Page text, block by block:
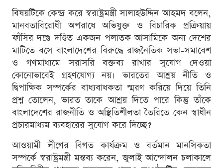
বিষয়টিকে কেন্দ্র করে স্বরাষ্ট্রমন্ত্রী সালাহউদ্দিন আহমদ বলেন,
মানবতাবিরোধী অপরাধে অভিযুক্ত ও বিচারিক প্রক্রিয়ায়
ফাঁসির দণ্ডে দণ্ডিত একজন পলাতক আসামিকে অন্য দেশের
মাটিতে বসে বাংলাদেশের বিরুদ্ধে রাজনৈতিক সভা-সমাবেশ
ও গণমাধ্যমে সরাসরি বক্তব্য রাখার সুযোগ দেওয়া
কোনোভাবেই গ্রহণযোগ্য নয়। ভারতের আশ্রয় নীতি ও
দ্বিপাক্ষিক সম্পর্কের বাধ্যবাধকতা স্মরণ করিয়ে দিয়ে তিনি
প্রশ্ন তোলেন, ভারত তাকে আশ্রয় দিতে পারে কিন্তু তাঁকে
বাংলাদেশের রাজনীতি ও অস্থিতিশীলতা তৈরিতে কেন স্বাধীন
প্রচারমাধ্যম ব্যবহারের সুযোগ করে দিচ্ছে?
আওয়ামী লীগের বিগত কার্যক্রম ও বর্তমান মানসিকতা
সম্পর্কে স্বরাষ্ট্রমন্ত্রী মন্তব্য করেন, জুলাই আন্দোলন চলাকালে